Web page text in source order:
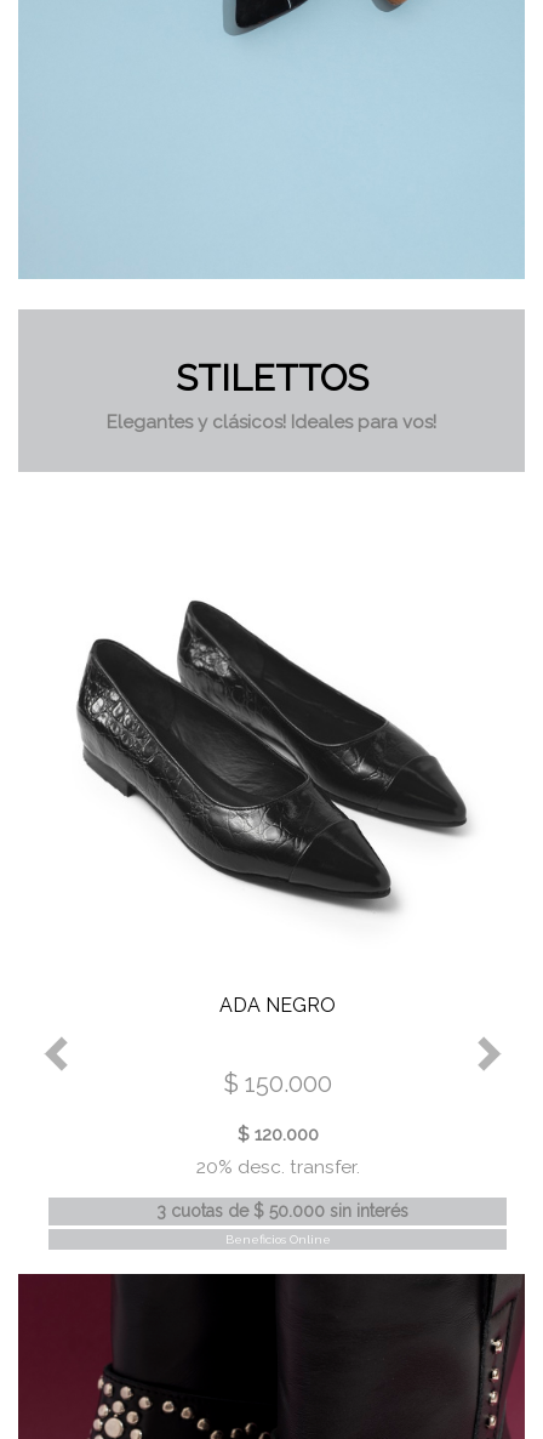
STILETTOS
Elegantes y clásicos! Ideales para vos!
ADA NEGRO
$ 150.000
$ 120.000
20% desc. transfer.
3 cuotas de $ 50.000 sin interés
Beneficios Online